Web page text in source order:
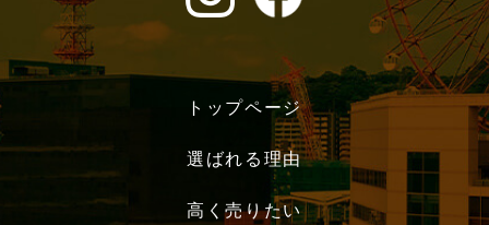
トップページ
選ばれる理由
高く売りたい